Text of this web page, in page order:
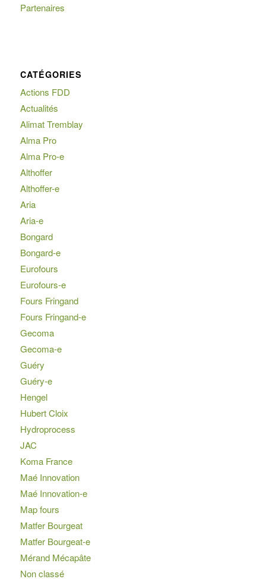
Partenaires
CATÉGORIES
Actions FDD
Actualités
Alimat Tremblay
Alma Pro
Alma Pro-e
Althoffer
Althoffer-e
Aria
Aria-e
Bongard
Bongard-e
Eurofours
Eurofours-e
Fours Fringand
Fours Fringand-e
Gecoma
Gecoma-e
Guéry
Guéry-e
Hengel
Hubert Cloix
Hydroprocess
JAC
Koma France
Maé Innovation
Maé Innovation-e
Map fours
Matfer Bourgeat
Matfer Bourgeat-e
Mérand Mécapâte
Non classé